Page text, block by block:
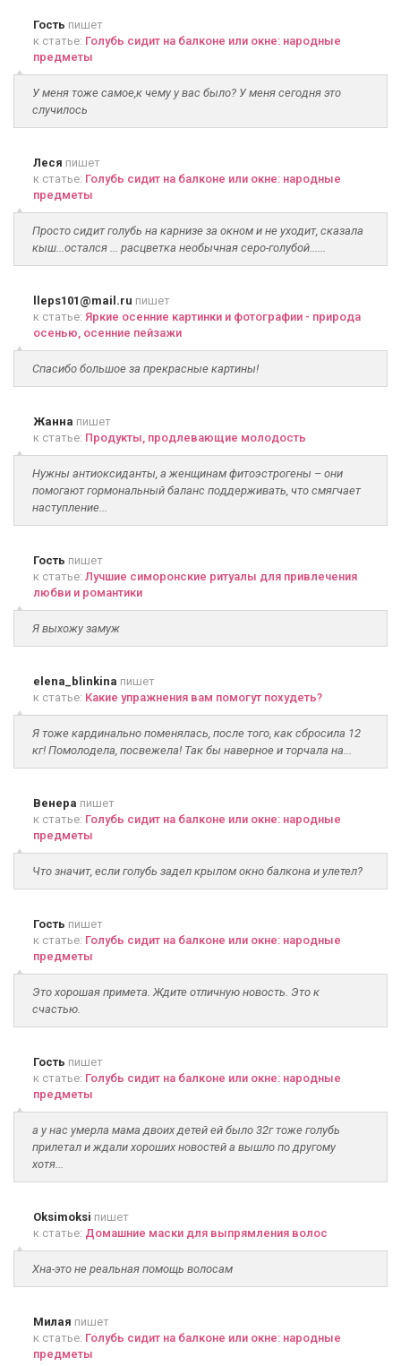
Гость пишет
к статье: Голубь сидит на балконе или окне: народные
предметы
У меня тоже самое,к чему у вас было? У меня сегодня это
случилось
Леся пишет
к статье: Голубь сидит на балконе или окне: народные
предметы
Просто сидит голубь на карнизе за окном и не уходит, сказала
кыш...остался ... расцветка необычная серо-голубой......
lleps101@mail.ru пишет
к статье: Яркие осенние картинки и фотографии - природа
осенью, осенние пейзажи
Спасибо большое за прекрасные картины!
Жанна пишет
к статье: Продукты, продлевающие молодость
Нужны антиоксиданты, а женщинам фитоэстрогены – они
помогают гормональный баланс поддерживать, что смягчает
наступление...
Гость пишет
к статье: Лучшие симоронские ритуалы для привлечения
любви и романтики
Я выхожу замуж
elena_blinkina пишет
к статье: Какие упражнения вам помогут похудеть?
Я тоже кардинально поменялась, после того, как сбросила 12
кг! Помолодела, посвежела! Так бы наверное и торчала на...
Венера пишет
к статье: Голубь сидит на балконе или окне: народные
предметы
Что значит, если голубь задел крылом окно балкона и улетел?
Гость пишет
к статье: Голубь сидит на балконе или окне: народные
предметы
Это хорошая примета. Ждите отличную новость. Это к
счастью.
Гость пишет
к статье: Голубь сидит на балконе или окне: народные
предметы
а у нас умерла мама двоих детей ей было 32г тоже голубь
прилетал и ждали хороших новостей а вышло по другому
хотя...
Oksimoksi пишет
к статье: Домашние маски для выпрямления волос
Хна-это не реальная помощь волосам
Милая пишет
к статье: Голубь сидит на балконе или окне: народные
предметы